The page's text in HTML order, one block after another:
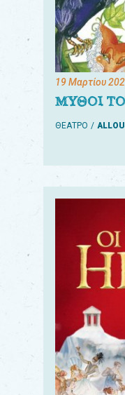
19 Μαρτίου
ΜΥΘΟΙ
ΘΕΑΤΡΟ